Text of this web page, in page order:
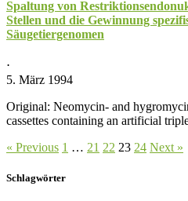
Spaltung von
Stellen und die Gewinnung
Säugetiergenomen
⋅
5. März 1994
Original: Neomycin- and
cassettes containing an artificial
« Previous 1 … 21 22 23 24 Next »
Schlagwörter